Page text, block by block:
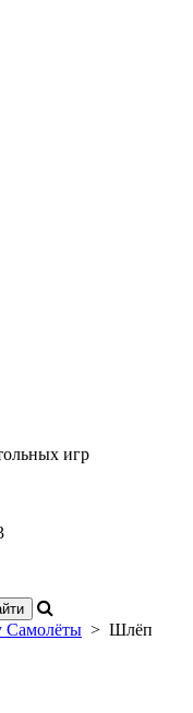
игр
Самолёты > Шлёп